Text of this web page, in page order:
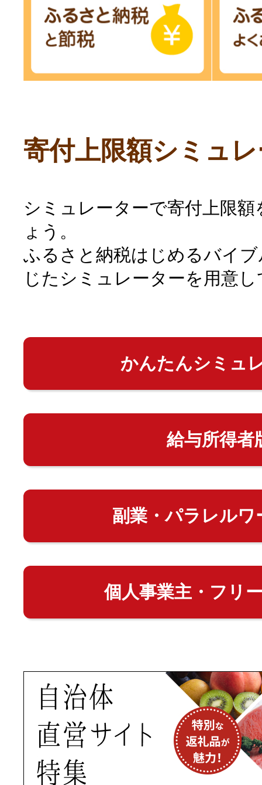
寄付上限額シミュ
シミュレーターで寄付上限
ょう。
ふるさと納税はじめるバイ
じたシミュレーターを用意
かんたんシミュ
給与所得者
副業・パラレルワ
個人事業主・フリ